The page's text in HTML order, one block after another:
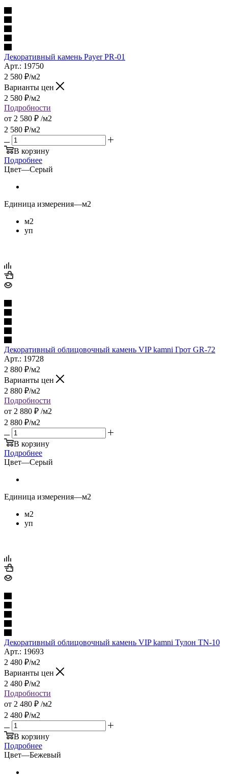
Декоративный камень Payer PR-01
Арт.: 19750
2 580 ₽/м2
Варианты цен
2 580 ₽/м2
Подробности
от 2 580 ₽ /м2
2 580 ₽/м2
В корзину
Подробнее
Цвет—Серый
Единица измерения—м2
м2
уп
Декоративный облицовочный камень VIP kamni Грот GR-72
Арт.: 19728
2 880 ₽/м2
Варианты цен
2 880 ₽/м2
Подробности
от 2 880 ₽ /м2
2 880 ₽/м2
В корзину
Подробнее
Цвет—Серый
Единица измерения—м2
м2
уп
Декоративный облицовочный камень VIP kamni Тулон TN-10
Арт.: 19693
2 480 ₽/м2
Варианты цен
2 480 ₽/м2
Подробности
от 2 480 ₽ /м2
2 480 ₽/м2
В корзину
Подробнее
Цвет—Бежевый